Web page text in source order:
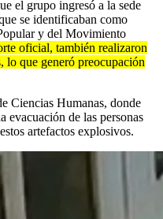
el grupo ingresó a la sede
se identificaban como
y del Movimiento
oficial, también realizaron
lo que generó preocupación
Ciencias Humanas, donde
evacuación de las personas
artefactos explosivos.